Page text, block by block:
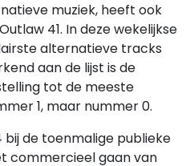
muziek, heeft ook
41. In deze wekelijkse
alternatieve tracks
aan de lijst is de
tot de meeste
1, maar nummer 0.
bij de toenmalige publieke
commercieel gaan van